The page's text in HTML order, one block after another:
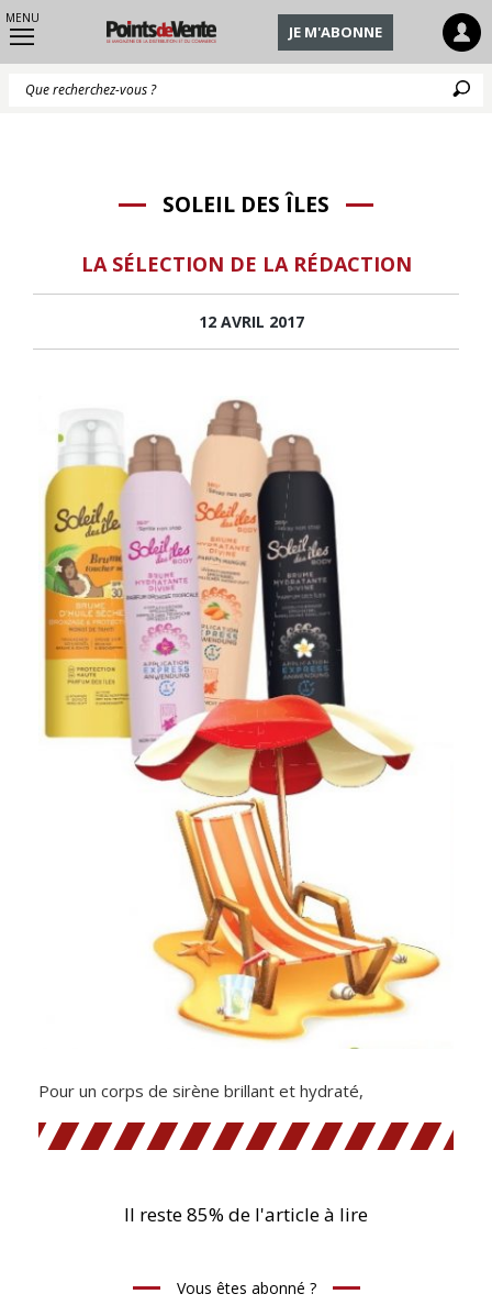
MENU
JE M'ABONNE
SOLEIL DES ÎLES
LA SÉLECTION DE LA RÉDACTION
12 AVRIL 2017
Pour un corps de sirène brillant et hydraté,
Il reste 85% de l'article à lire
Vous êtes abonné ?